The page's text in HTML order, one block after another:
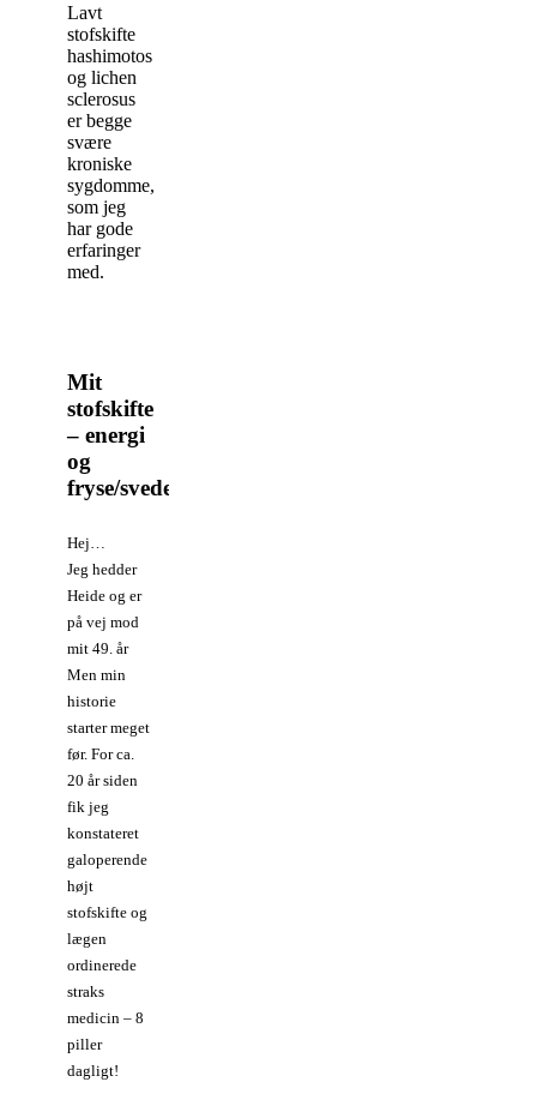
Lavt
stofskifte
hashimotos
og lichen
sclerosus
er begge
svære
kroniske
sygdomme,
som jeg
har gode
erfaringer
med.
Mit
stofskifte
– energi
og
fryse/svedeture
Hej…
Jeg hedder
Heide og er
på vej mod
mit 49. år
Men min
historie
starter meget
før. For ca.
20 år siden
fik jeg
konstateret
galoperende
højt
stofskifte og
lægen
ordinerede
straks
medicin – 8
piller
dagligt!